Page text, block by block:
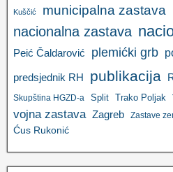
Kuščić municipalna zastava
nacionalna zastava
Peić Čaldarović plemićki grb
predsjednik RH publikacija
Skupština HGZD-a Split Trako Poljak
vojna zastava Zagreb Zastave
Ćus Rukonić